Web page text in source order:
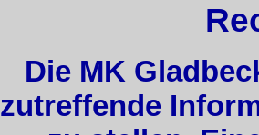
Die MK
zutreffende